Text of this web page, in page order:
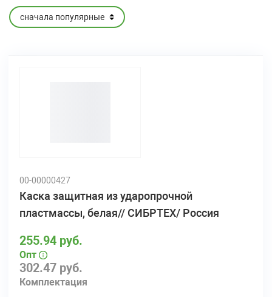
00-00000427
Каска защитная из ударопрочной
пластмассы, белая// СИБРТЕХ/ Россия
302.47 руб.
Комплектация
255.94 руб.
Опт